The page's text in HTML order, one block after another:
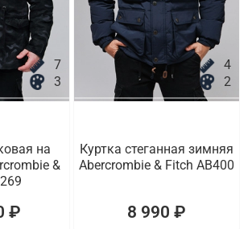
7
3
на
&
₽
4
2
Куртка стеганная зимняя
Abercrombie & Fitch AB400
8 990 ₽